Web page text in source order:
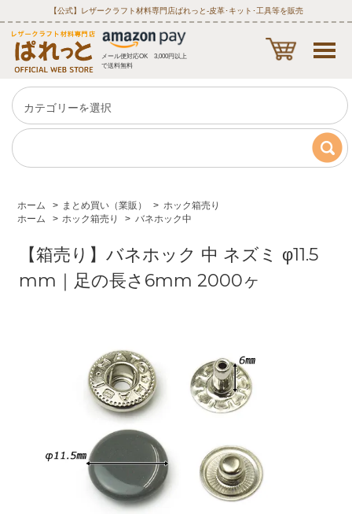
【公式】レザークラフト材料専門店ぱれっと‐皮革･キット･工具等を販売
メール便対応OK 3,000円以上
で送料無料
ホーム > まとめ買い（業販） > ホック箱売り
ホーム
> ホック箱売り > バネホック中
【箱売り】バネホック 中 ネズミ φ11.5
mm｜足の長さ6mm 2000ヶ